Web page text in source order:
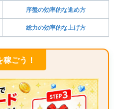
序盤の効率的な進め方
総力の効率的な上げ方
ごう！